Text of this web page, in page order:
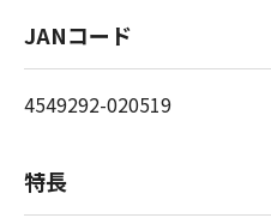
JANコード
4549292-020519
特長